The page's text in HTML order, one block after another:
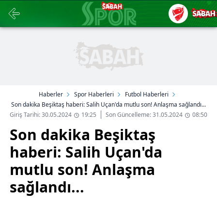
Haberler Spor Haberleri
Futbol Haberleri
Son dakika Beşiktaş haberi: Salih Uçan'da mutlu son! Anlaşma sağlandı...
Giriş Tarihi: 30.05.2024
19:25 Son Güncelleme: 31.05.2024 08:50
Son dakika Beşiktaş
haberi: Salih Uçan'da
mutlu son! Anlaşma
sağlandı...